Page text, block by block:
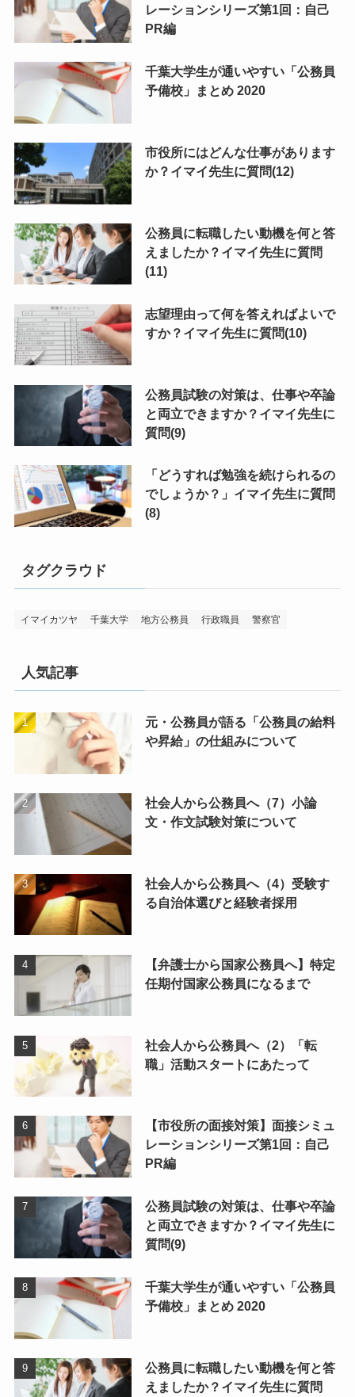
レーションシリーズ第1回：自己
PR編
千葉大学生が通いやすい「公務員
予備校」まとめ 2020
市役所にはどんな仕事があります
か？イマイ先生に質問(12)
公務員に転職したい動機を何と答
えましたか？イマイ先生に質問
(11)
志望理由って何を答えればよいで
すか？イマイ先生に質問(10)
公務員試験の対策は、仕事や卒論
と両立できますか？イマイ先生に
質問(9)
「どうすれば勉強を続けられるの
でしょうか？」イマイ先生に質問
(8)
タグクラウド
イマイカツヤ 千葉大学 地方公務員 行政職員 警察官
人気記事
元・公務員が語る「公務員の給料
や昇給」の仕組みについて
社会人から公務員へ（7）小論
文・作文試験対策について
社会人から公務員へ（4）受験す
る自治体選びと経験者採用
【弁護士から国家公務員へ】特定
任期付国家公務員になるまで
社会人から公務員へ（2）「転
職」活動スタートにあたって
【市役所の面接対策】面接シミュ
レーションシリーズ第1回：自己
PR編
公務員試験の対策は、仕事や卒論
と両立できますか？イマイ先生に
質問(9)
千葉大学生が通いやすい「公務員
予備校」まとめ 2020
公務員に転職したい動機を何と答
えましたか？イマイ先生に質問